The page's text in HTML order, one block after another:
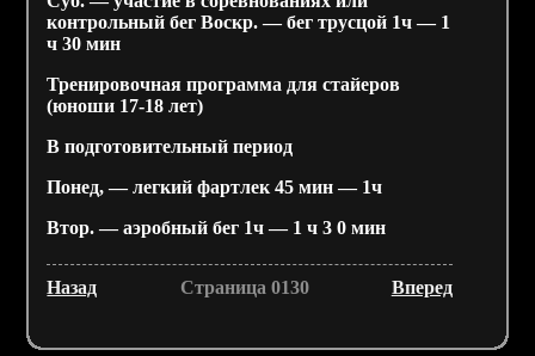
контрольный бег Воскр. — бег трусцой 1ч — 1
ч 30 мин
Тренировочная программа для стайеров
(юноши 17-18 лет)
В подготовительный период
Понед, — легкий фартлек 45 мин — 1ч
Втор. — аэробный бег 1ч — 1 ч 3 0 мин
Назад Страница 0130 Вперед